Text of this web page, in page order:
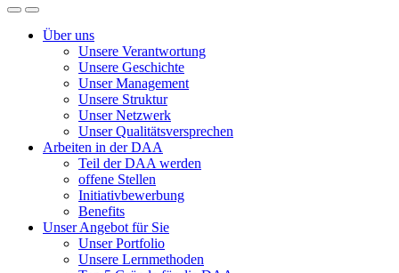
Über uns
Unsere Verantwortung
Unsere Geschichte
Unser Management
Unsere Struktur
Unser Netzwerk
Unser Qualitätsversprechen
Arbeiten in der DAA
Teil der DAA werden
offene Stellen
Initiativbewerbung
Benefits
Unser Angebot für Sie
Unser Portfolio
Unsere Lernmethoden